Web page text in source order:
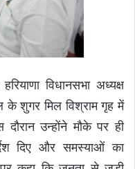
हरियाणा विधानसभा अध्यक्ष
के शुगर मिल विश्राम गृह में
उन्होंने मौके पर ही
दिए और समस्याओं का